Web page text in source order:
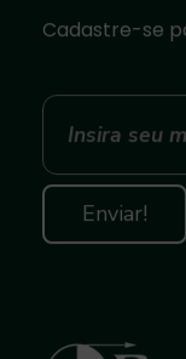
o
n
t
Cadastre-se